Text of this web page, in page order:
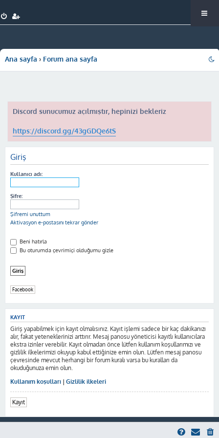
Ana sayfa Forum ana sayfa
Discord sunucumuz açılmıştır, hepinizi bekleriz
https://discord.gg/43gGDQe6tS
Giriş
Kullanıcı adı:
Şifre:
Şifremi unuttum
Aktivasyon e-postasını tekrar gönder
Beni hatırla
Bu oturumda çevrimiçi olduğumu gizle
Facebook
KAYIT
Giriş yapabilmek için kayıt olmalısınız. Kayıt işlemi sadece bir kaç dakikanızı
alır, fakat yeteneklerinizi arttırır. Mesaj panosu yöneticisi kayıtlı kullanıcılara
ekstra izinler verebilir. Kayıt olmadan önce lütfen kullanım koşullarımızı ve
gizlilik ilkelerimizi okuyup kabul ettiğinize emin olun. Lütfen mesaj panosu
çevresinde mevcut herhangi bir forum kuralı varsa bu kuralları da
okuduğunuza emin olun.
Kullanım koşulları | Gizlilik ilkeleri
Kayıt